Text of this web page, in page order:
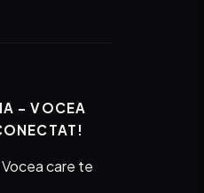
– VOCEA
Vocea care te